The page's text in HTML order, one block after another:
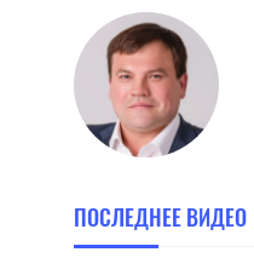
ПОСЛЕДНЕЕ ВИДЕО